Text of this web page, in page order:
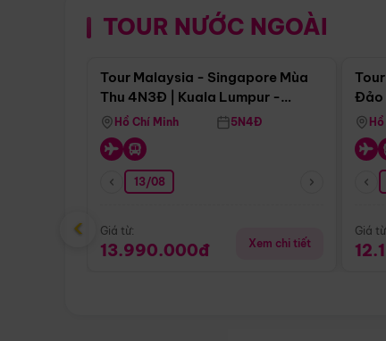
TOUR NƯỚC NGOÀI
Điểm nổi bật
Tour Malaysia - Singapore Mùa
Thu 4N3Đ | Kuala Lumpur -
Malacca - Johor Baru -
Singapore
Hồ Chí Minh 5N4Đ
13/08
Giá từ:
13.990.000đ Xem chi tiết
Đảo
Giá
‹